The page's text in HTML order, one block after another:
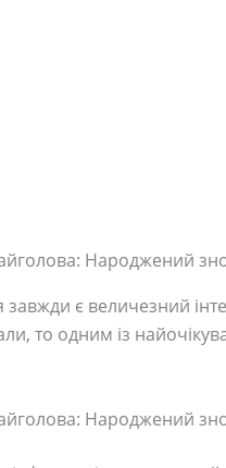
Народжений
завжди є величезний
то одним із
Народжений